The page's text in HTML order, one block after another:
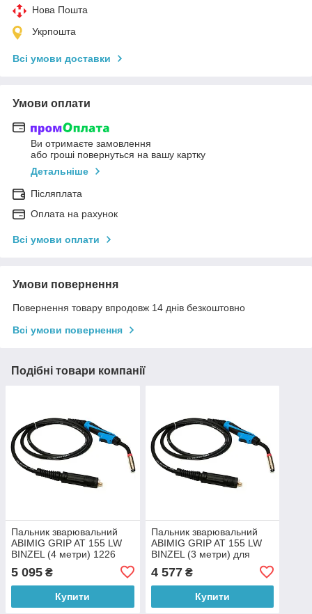
Нова Пошта
Укрпошта
Всі умови доставки
Умови оплати
Ви отримаєте замовлення
або гроші повернуться на вашу картку
Детальніше
Післяплата
Оплата на рахунок
Всі умови оплати
Умови повернення
Повернення товару впродовж 14 днів безкоштовно
Всі умови повернення
Подібні товари компанії
Пальник зварювальний
ABIMIG GRIP AT 155 LW
BINZEL (4 метри) 1226
(JS)
5 095 ₴
Купити
Пальник зварювальний
ABIMIG GRIP AT 155 LW
BINZEL (3 метри) для
процесів MIG/MAG 1231
(JS)
4 577₴
Купити